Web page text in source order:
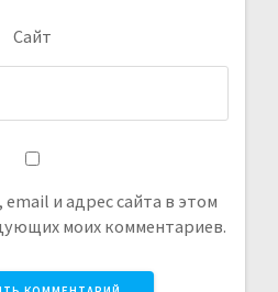
Сайт
и адрес сайта в этом
моих комментариев.